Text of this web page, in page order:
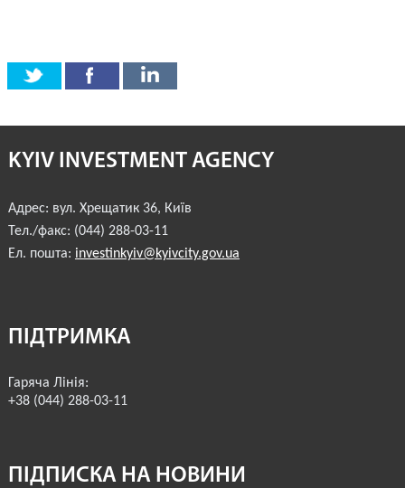
ІНВЕСТИЦІЙНИЙ ФОРУМ 2018
ІНВЕСТИЦІЙНИЙ ФОРУМ 2016
АГЕНТСТВО
KYIV INVESTMENT AGENCY
Адрес: вул. Хрещатик 36, Київ
Тел./факс: (044) 288-03-11
Ел. пошта: investinkyiv@kyivcity.gov.ua
ПІДТРИМКА
Гаряча Лінія:
+38 (044) 288-03-11
ПІДПИСКА НА НОВИНИ